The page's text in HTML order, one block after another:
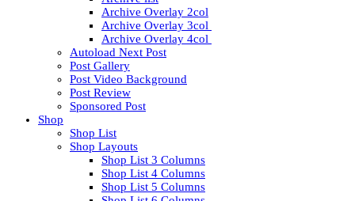
Archive Overlay 2col
Archive Overlay 3col
Archive Overlay 4col
Autoload Next Post
Post Gallery
Post Video Background
Post Review
Sponsored Post
Shop
Shop List
Shop Layouts
Shop List 3 Columns
Shop List 4 Columns
Shop List 5 Columns